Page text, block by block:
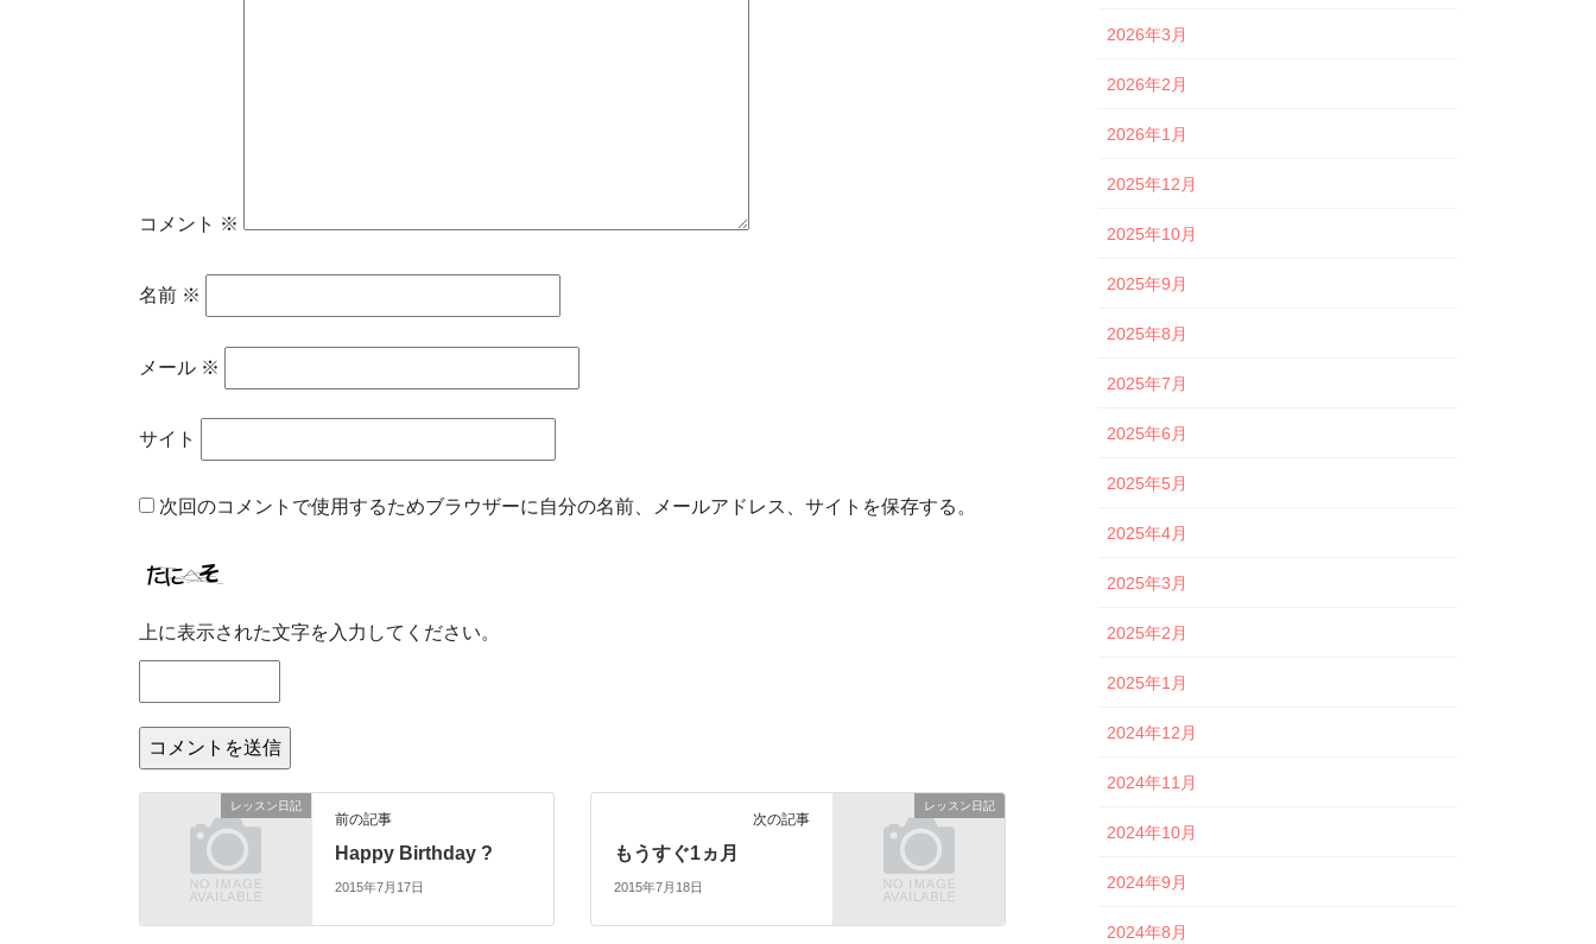
コメント ※
名前 ※
メール ※
サイト
次回のコメントで使用するためブラウザーに自分の名前、メールアドレス、サイトを保存する。
上に表示された文字を入力してください。
レッスン日記
前の記事
Happy Birthday ?
2015年7月17日
レッスン日記
次の記事
もうすぐ1ヵ月
2015年7月18日
2026年3月
2026年2月
2026年1月
2025年12月
2025年10月
2025年9月
2025年8月
2025年7月
2025年6月
2025年5月
2025年4月
2025年3月
2025年2月
2025年1月
2024年12月
2024年11月
2024年10月
2024年9月
2024年8月